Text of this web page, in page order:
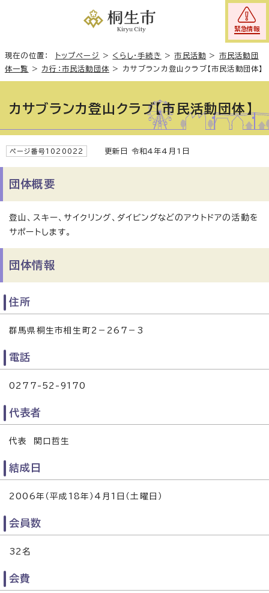
緊急情報
現在の位置： トップページ > くらし・手続き >市民活動 > 市民活動団
体一覧
> カ行：市民活動団体 > カサブランカ登山クラブ【市民活動団体】
カサブランカ登山クラブ【市民活動団体】
ページ番号1020022 更新日 令和4年4月1日
団体概要
登山、スキー、サイクリング、ダイビングなどのアウトドアの活動を
サポートします。
団体情報
住所
群馬県桐生市相生町2－267－3
電話
0277-52-9170
代表者
代表 関口哲生
結成日
2006年（平成18年）4月1日（土曜日）
会員数
32名
会費